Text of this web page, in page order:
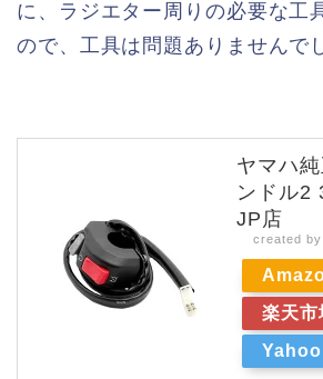
に、ラジエター周りの必要な工
ので、工具は問題ありませんで
ヤマハ
ンドル2
JP店
created by
楽天市